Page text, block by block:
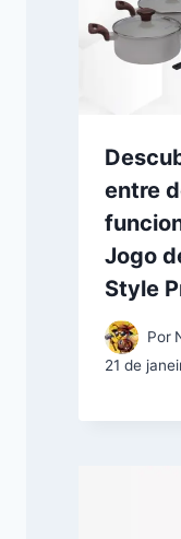
entre
Jogo
Style
Por
21 de